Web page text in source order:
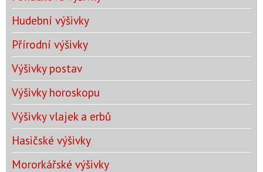
Hudební výšivky
Přírodní výšivky
Výšivky postav
Výšivky horoskopu
Výšivky vlajek a erbů
Hasičské výšivky
Mororkářské výšivky